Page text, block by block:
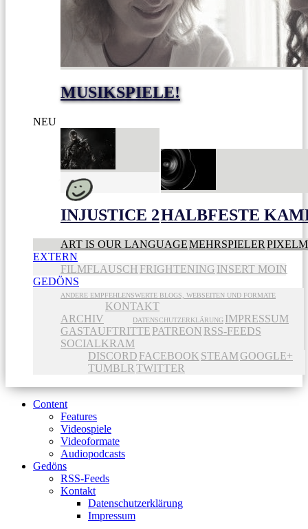
MUSIKSPIELE!
NEU
INJUSTICE 2HALBFESTE
ART IS OUR LANGUAGEMEHRSPIELER
EXTERN
FILMFLAUSCH FRIGHTENING INSERT MOIN
GEDÖNS
ANDERE EMPFEHLENSWERTE BLOGS, WEBSEITEN UND FORMATE
ARCHIV
KONTAKT
DATENSCHUTZERKLÄRUNG IMPRESSUM
GASTAUFTRITTE PATREON RSS-FEEDS
SOCIALKRAM
DISCORD FACEBOOK STEAMGOOGLE+
TUMBLR TWITTER
Content
Features
Videospiele
Videoformate
Audiopodcasts
Gedöns
RSS-Feeds
Kontakt
Datenschutzerklärung
Impressum